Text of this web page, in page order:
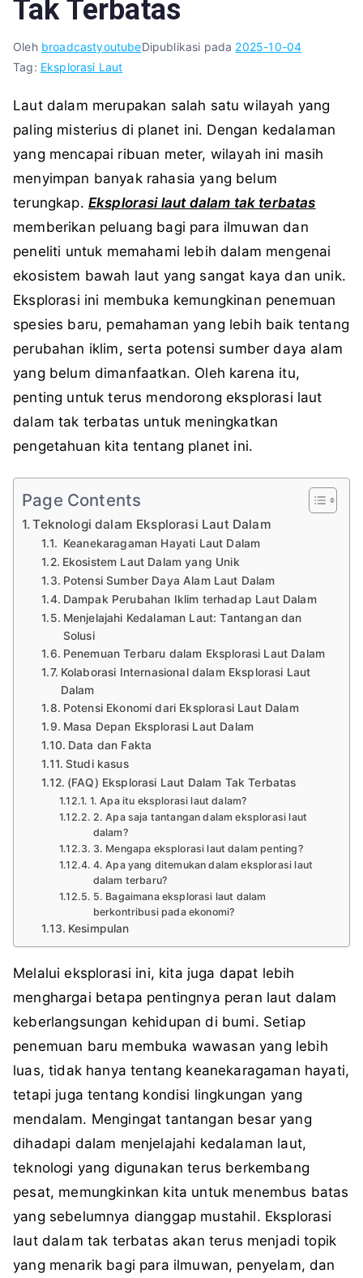
Tak Terbatas
Oleh broadcastyoutubeDipublikasi pada 2025-10-04
Tag: Eksplorasi Laut
Laut dalam merupakan salah satu wilayah yang
paling misterius di planet ini. Dengan kedalaman
yang mencapai ribuan meter, wilayah ini masih
menyimpan banyak rahasia yang belum
terungkap. Eksplorasi laut dalam tak terbatas
memberikan peluang bagi para ilmuwan dan
peneliti untuk memahami lebih dalam mengenai
ekosistem bawah laut yang sangat kaya dan unik.
Eksplorasi ini membuka kemungkinan penemuan
spesies baru, pemahaman yang lebih baik tentang
perubahan iklim, serta potensi sumber daya alam
yang belum dimanfaatkan. Oleh karena itu,
penting untuk terus mendorong eksplorasi laut
dalam tak terbatas untuk meningkatkan
pengetahuan kita tentang planet ini.
Page Contents
Teknologi dalam Eksplorasi Laut Dalam
Keanekaragaman Hayati Laut Dalam
Ekosistem Laut Dalam yang Unik
Potensi Sumber Daya Alam Laut Dalam
Dampak Perubahan Iklim terhadap Laut Dalam
Menjelajahi Kedalaman Laut: Tantangan dan
Solusi
Penemuan Terbaru dalam Eksplorasi Laut Dalam
Kolaborasi Internasional dalam Eksplorasi Laut
Dalam
Potensi Ekonomi dari Eksplorasi Laut Dalam
Masa Depan Eksplorasi Laut Dalam
Data dan Fakta
Studi kasus
(FAQ) Eksplorasi Laut Dalam Tak Terbatas
1. Apa itu eksplorasi laut dalam?
2. Apa saja tantangan dalam eksplorasi laut
dalam?
3. Mengapa eksplorasi laut dalam penting?
4. Apa yang ditemukan dalam eksplorasi laut
dalam terbaru?
5. Bagaimana eksplorasi laut dalam
berkontribusi pada ekonomi?
Kesimpulan
Melalui eksplorasi ini, kita juga dapat lebih
menghargai betapa pentingnya peran laut dalam
keberlangsungan kehidupan di bumi. Setiap
penemuan baru membuka wawasan yang lebih
luas, tidak hanya tentang keanekaragaman hayati,
tetapi juga tentang kondisi lingkungan yang
mendalam. Mengingat tantangan besar yang
dihadapi dalam menjelajahi kedalaman laut,
teknologi yang digunakan terus berkembang
pesat, memungkinkan kita untuk menembus batas
yang sebelumnya dianggap mustahil. Eksplorasi
laut dalam tak terbatas akan terus menjadi topik
yang menarik bagi para ilmuwan, penyelam, dan